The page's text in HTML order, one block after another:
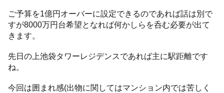
ご予算を1億円オーバーに設定できるのであれば話は別で
すが8000万円台希望となれば何かしらを呑む必要が出て
きます。
先日の上池袋タワーレジデンスであれば主に駅距離です
ね。
今回は囲まれ感(出物に関してはマンション内では苦しく